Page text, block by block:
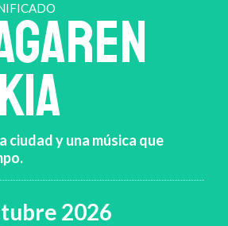
ciudad y una música que
2026